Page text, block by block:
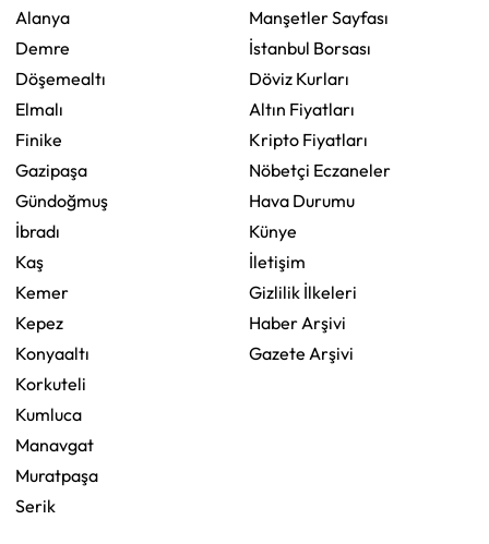
Alanya
Demre
Döşemealtı
Elmalı
Finike
Gazipaşa
Gündoğmuş
İbradı
Kaş
Kemer
Kepez
Konyaaltı
Korkuteli
Kumluca
Manavgat
Muratpaşa
Serik
Manşetler Sayfası
İstanbul Borsası
Döviz Kurları
Altın Fiyatları
Kripto Fiyatları
Nöbetçi Eczaneler
Hava Durumu
Künye
İletişim
Gizlilik İlkeleri
Haber Arşivi
Gazete Arşivi